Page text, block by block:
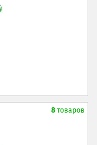
8 товаров